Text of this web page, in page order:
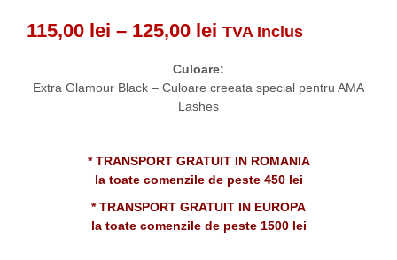
115,00 lei – 125,00 lei Interval
prețuri:
115,00 lei
la
125,00 lei
TVA Inclus
Culoare:
Extra Glamour Black – Culoare creeata special pentru AMA
Lashes
* TRANSPORT GRATUIT IN ROMANIA
la toate comenzile de peste 450 lei
* TRANSPORT GRATUIT IN EUROPA
la toate comenzile de peste 1500 lei